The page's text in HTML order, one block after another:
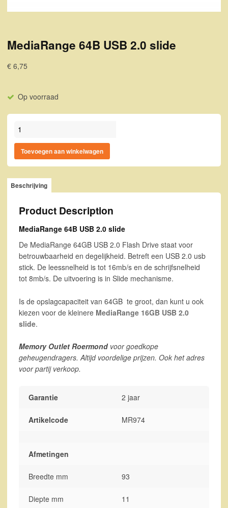
MediaRange 64B USB 2.0 slide
€ 6,75
Op voorraad
MediaRange 64B USB 2.0 slide aantal
Toevoegen aan winkelwagen
Beschrijving
Product Description
MediaRange 64B USB 2.0 slide
De MediaRange 64GB USB 2.0 Flash Drive staat voor
betrouwbaarheid en degelijkheid. Betreft een USB 2.0 usb
stick. De leessnelheid is tot 16mb/s en de schrijfsnelheid
tot 8mb/s. De uitvoering is in Slide mechanisme.
Is de opslagcapaciteit van 64GB te groot, dan kunt u ook
kiezen voor de kleinere MediaRange 16GB USB 2.0
slide.
Memory Outlet Roermondvoor goedkope
geheugendragers. Altijd voordelige prijzen. Ook het adres
voor partij verkoop.
Garantie 2 jaar
Artikelcode MR974
Afmetingen
Breedte mm 93
Diepte mm 11